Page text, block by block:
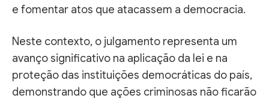
e fomentar atos que atacassem a democracia.
Neste contexto, o julgamento representa um
avanço significativo na aplicação da lei e na
proteção das instituições democráticas do país,
demonstrando que ações criminosas não ficarão